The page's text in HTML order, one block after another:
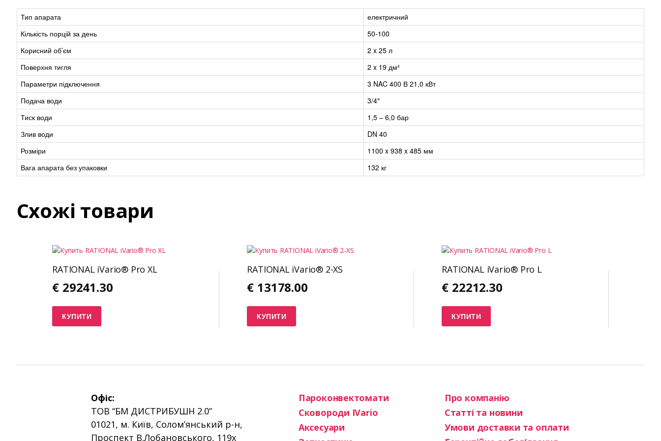
Тип апарата
електричний
Кількість порцій за день
50-100
Корисний об’єм
2 x 25 л
Поверхня тигля
2 x 19 дм²
Параметри підключення
3 NAC 400 В 21,0 кВт
Подача води
3/4″
Тиск води
1,5 – 6,0 бар
Злив води
DN 40
Розміри
1100 x 938 x 485 мм
Вага апарата без упаковки
132 кг
Схожі товари
RATIONAL iVario® Pro XL
€ 29241.30
КУПИТИ
RATIONAL iVario® 2-XS
€ 13178.00
КУПИТИ
RATIONAL iVario® Pro L
€ 22212.30
КУПИТИ
Офіс:
ТОВ “БМ ДИСТРИБУШН 2.0”
01021, м. Київ, Солом’янський р-н,
Проспект В.Лобановського, 119х
Пароконвектомати
Сковороди IVario
Аксесуари
Про компанію
Статті та новини
Умови доставки та оплати